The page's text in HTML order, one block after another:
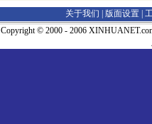
关于我们 | 版面设置
Copyright © 2000 - 2006